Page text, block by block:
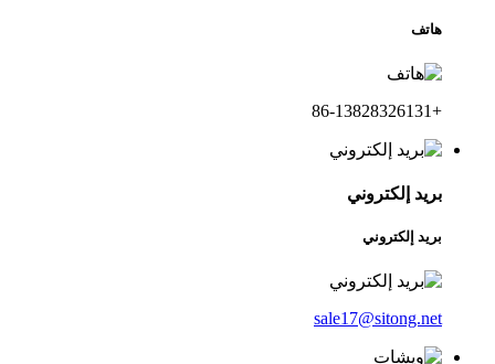
هاتف
+86-13828326131
بريد إلكتروني
بريد إلكتروني
sale17@sitong.net